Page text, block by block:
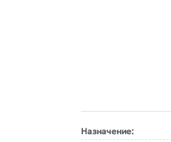
Назначение: